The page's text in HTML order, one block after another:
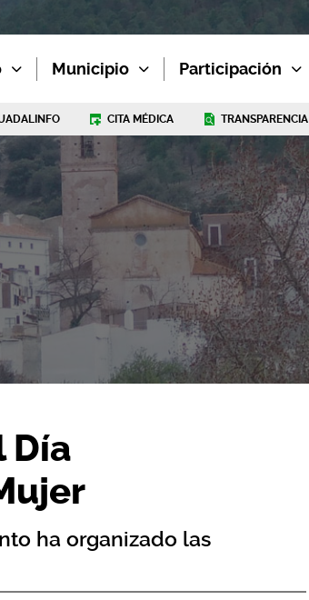
Municipio Participación
CITA MÉDICA TRANSPARENCIA
Día
ha organizado las